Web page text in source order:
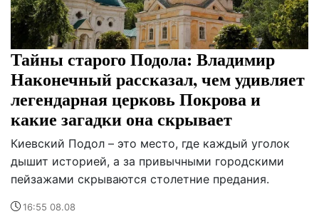
Тайны старого Подола: Владимир
Наконечный рассказал, чем удивляет
легендарная церковь Покрова и
какие загадки она скрывает
Киевский Подол – это место, где каждый уголок
дышит историей, а за привычными городскими
пейзажами скрываются столетние предания.
16:55 08.08